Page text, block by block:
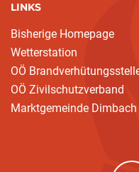
LINKS
Bisherige Homepage
Wetterstation
OÖ
OÖ Zivilschutzverband
Marktgemeinde Dimbach